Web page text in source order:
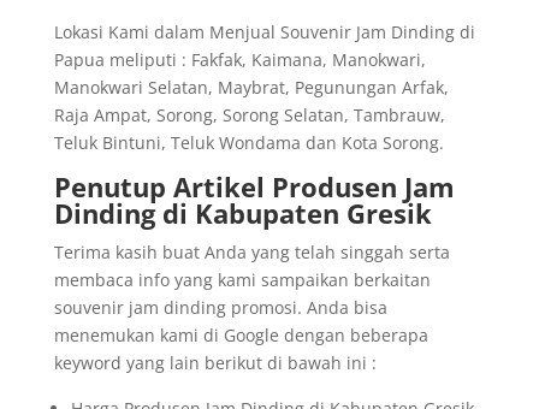
Lokasi Kami dalam Menjual Souvenir Jam Dinding di
Papua meliputi : Fakfak, Kaimana, Manokwari,
Manokwari Selatan, Maybrat, Pegunungan Arfak,
Raja Ampat, Sorong, Sorong Selatan, Tambrauw,
Teluk Bintuni, Teluk Wondama dan Kota Sorong.
Penutup Artikel Produsen Jam
Dinding di Kabupaten Gresik
Terima kasih buat Anda yang telah singgah serta
membaca info yang kami sampaikan berkaitan
souvenir jam dinding promosi. Anda bisa
menemukan kami di Google dengan beberapa
keyword yang lain berikut di bawah ini :